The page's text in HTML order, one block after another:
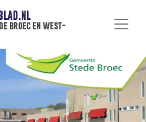
broec en west-